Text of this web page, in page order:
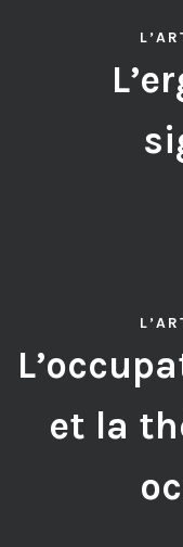
et la